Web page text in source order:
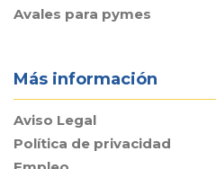
Avales para pymes
Más información
Aviso Legal
Política de privacidad